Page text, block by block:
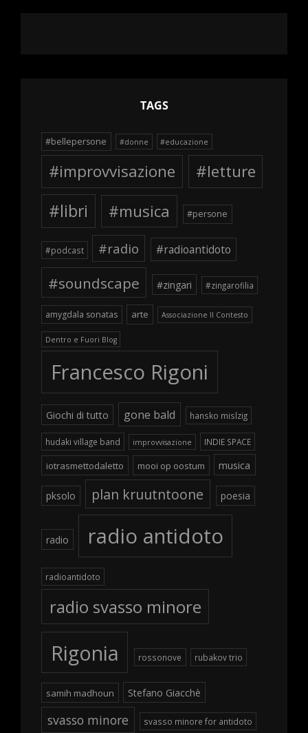
TAGS
#bellepersone #donne #educazione
#improvvisazione
#letture
#libri
#musica #persone
#podcast #radio #radioantidoto
#soundscape #zingari #zingarofilia
amygdala sonatas arte Associazione Il Contesto
Dentro e Fuori Blog
Francesco Rigoni
Giochi di tutto gone bald hansko mislzig
hudaki village band improvvisazione INDIE SPACE
iotrasmettodaletto mooi op oostum musica
pksolo plan kruutntoone poesia
radio radio antidoto
radioantidoto
radio svasso minore
Rigonia rossonove rubakov trio
samih madhoun Stefano Giacchè
svasso minore svasso minore for antidoto